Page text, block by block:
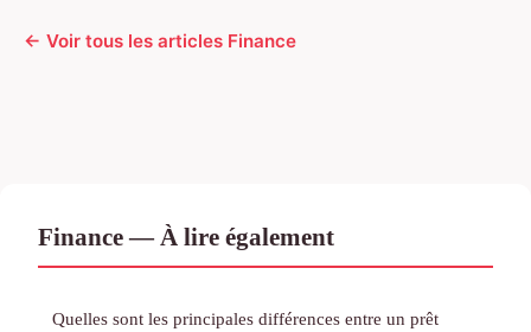
← Voir tous les articles Finance
Finance — À lire également
Quelles sont les principales différences entre un prêt